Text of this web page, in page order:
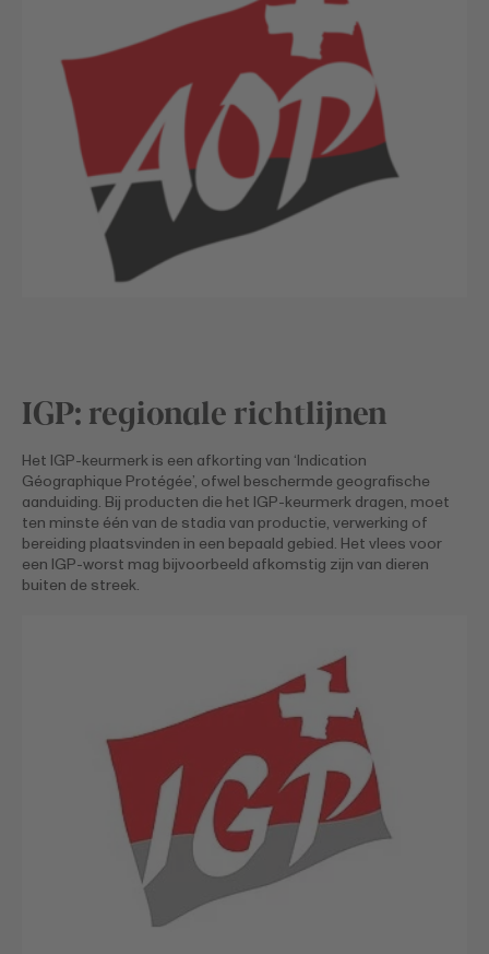
IGP: regionale richtlijnen
Het IGP-keurmerk is een afkorting van ‘Indication
Géographique Protégée’, ofwel beschermde geografische
aanduiding. Bij producten die het IGP-keurmerk dragen, moet
ten minste één van de stadia van productie, verwerking of
bereiding plaatsvinden in een bepaald gebied. Het vlees voor
een IGP-worst mag bijvoorbeeld afkomstig zijn van dieren
buiten de streek.